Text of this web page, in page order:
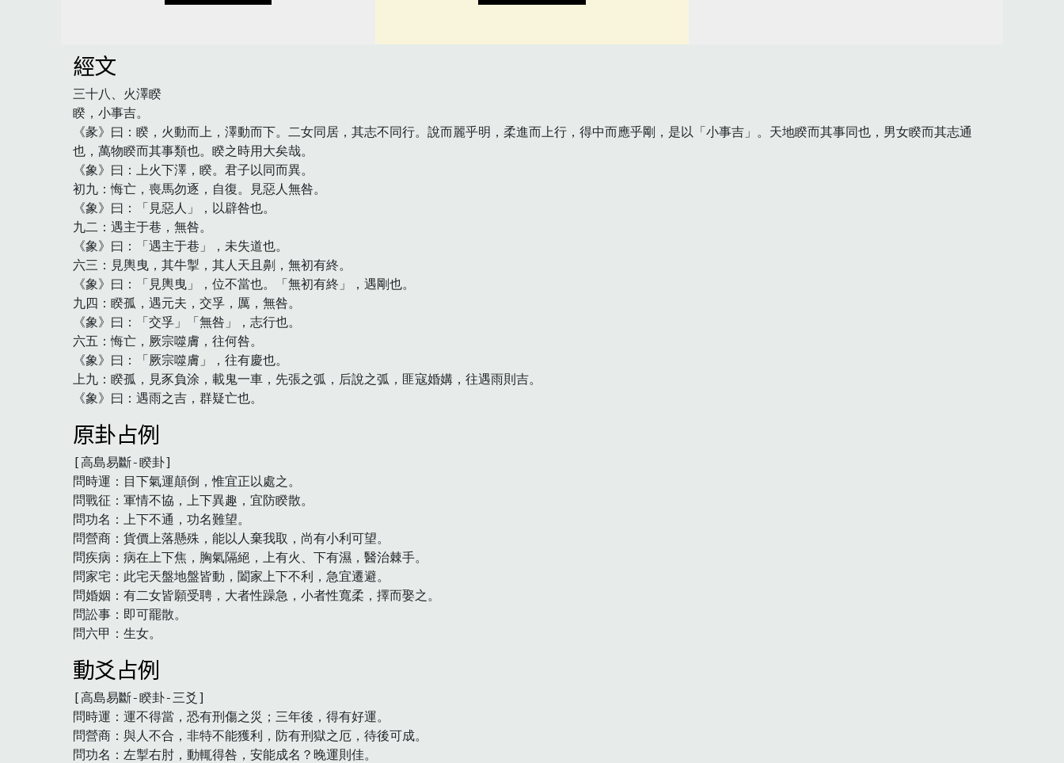
經文
三十八、火澤睽
睽，小事吉。
《彖》曰：睽，火動而上，澤動而下。二女同居，其志不同行。說而麗乎明，柔進而上行，得中而應乎剛，是以「小事吉」。天地睽而其事同也，男女睽而其志通
也，萬物睽而其事類也。睽之時用大矣哉。
《象》曰：上火下澤，睽。君子以同而異。
初九：悔亡，喪馬勿逐，自復。見惡人無咎。
《象》曰：「見惡人」，以辟咎也。
九二：遇主于巷，無咎。
《象》曰：「遇主于巷」，未失道也。
六三：見輿曳，其牛掣，其人天且劓，無初有終。
《象》曰：「見輿曳」，位不當也。「無初有終」，遇剛也。
九四：睽孤，遇元夫，交孚，厲，無咎。
《象》曰：「交孚」「無咎」，志行也。
六五：悔亡，厥宗噬膚，往何咎。
《象》曰：「厥宗噬膚」，往有慶也。
上九：睽孤，見豕負涂，載鬼一車，先張之弧，后說之弧，匪寇婚媾，往遇雨則吉。
《象》曰：遇雨之吉，群疑亡也。
原卦占例
[高島易斷-睽卦]
問時運：目下氣運顛倒，惟宜正以處之。
問戰征：軍情不協，上下異趣，宜防睽散。
問功名：上下不通，功名難望。
問營商：貨價上落懸殊，能以人棄我取，尚有小利可望。
問疾病：病在上下焦，胸氣隔絕，上有火、下有濕，醫治棘手。
問家宅：此宅天盤地盤皆動，闔家上下不利，急宜遷避。
問婚姻：有二女皆願受聘，大者性躁急，小者性寬柔，擇而娶之。
問訟事：即可罷散。
問六甲：生女。
動爻占例
[高島易斷-睽卦-三爻]
問時運：運不得當，恐有刑傷之災；三年後，得有好運。
問營商：與人不合，非特不能獲利，防有刑獄之厄，待後可成。
問功名：左掣右肘，動輒得咎，安能成名？晚運則佳。